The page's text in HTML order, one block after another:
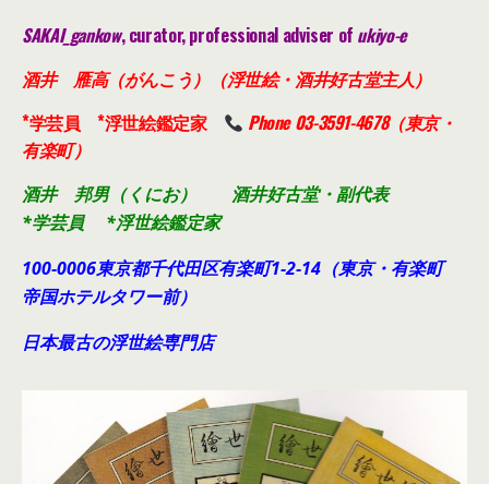
SAKAI_gankow, curator, professional adviser of ukiyo-e
酒井 雁高（がんこう）（浮世絵・酒井好古堂主人）
*学芸員 *浮世絵鑑定家
Phone 03-3591-4678（東京・
有楽町）
酒井 邦男（くにお） 酒井好古堂・副代表
*学芸員 *浮世絵鑑定家
100-0006東京都千代田区有楽町1-2-14（東京・有楽町
帝国ホテルタワー前）
日本最古の浮世絵専門店